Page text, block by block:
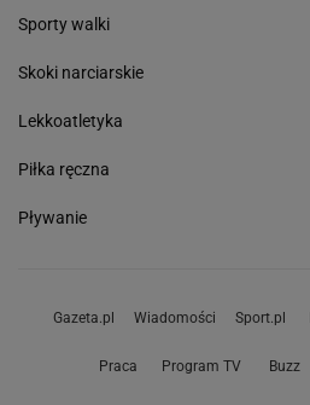
Sporty walki
Skoki narciarskie
Lekkoatletyka
Piłka ręczna
Pływanie
Gazeta.pl Wiadomości Sport.pl
Praca Program TV Buzz